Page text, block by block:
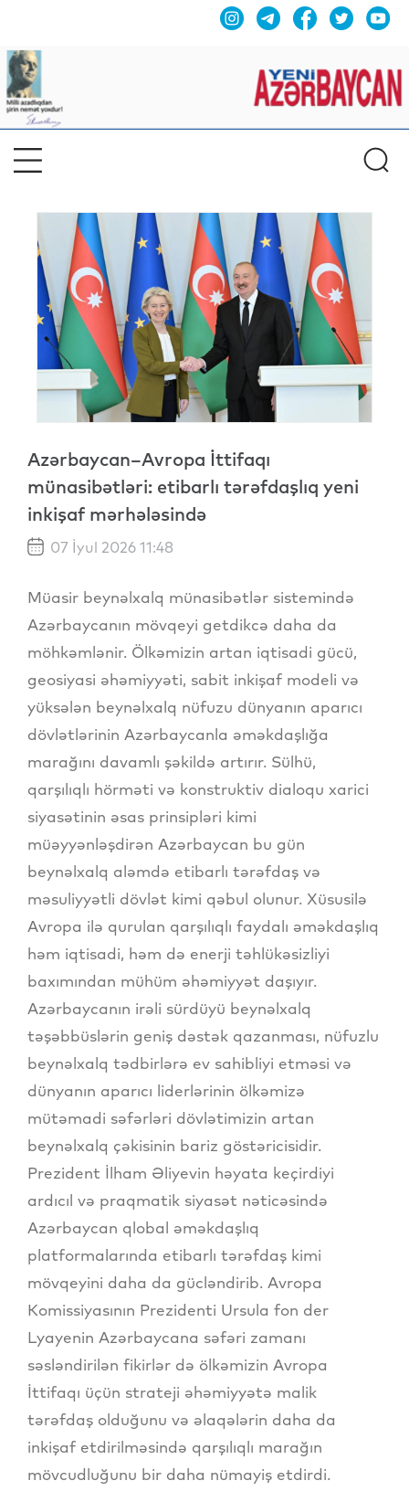
Azərbaycan–Avropa İttifaqı
münasibətləri: etibarlı tərəfdaşlıq yeni
inkişaf mərhələsində
07 İyul 2026 11:48
Müasir beynəlxalq münasibətlər sistemində
Azərbaycanın mövqeyi getdikcə daha da
möhkəmlənir. Ölkəmizin artan iqtisadi gücü,
geosiyasi əhəmiyyəti, sabit inkişaf modeli və
yüksələn beynəlxalq nüfuzu dünyanın aparıcı
dövlətlərinin Azərbaycanla əməkdaşlığa
marağını davamlı şəkildə artırır. Sülhü,
qarşılıqlı hörməti və konstruktiv dialoqu xarici
siyasətinin əsas prinsipləri kimi
müəyyənləşdirən Azərbaycan bu gün
beynəlxalq aləmdə etibarlı tərəfdaş və
məsuliyyətli dövlət kimi qəbul olunur. Xüsusilə
Avropa ilə qurulan qarşılıqlı faydalı əməkdaşlıq
həm iqtisadi, həm də enerji təhlükəsizliyi
baxımından mühüm əhəmiyyət daşıyır.
Azərbaycanın irəli sürdüyü beynəlxalq
təşəbbüslərin geniş dəstək qazanması, nüfuzlu
beynəlxalq tədbirlərə ev sahibliyi etməsi və
dünyanın aparıcı liderlərinin ölkəmizə
mütəmadi səfərləri dövlətimizin artan
beynəlxalq çəkisinin bariz göstəricisidir.
Prezident İlham Əliyevin həyata keçirdiyi
ardıcıl və praqmatik siyasət nəticəsində
Azərbaycan qlobal əməkdaşlıq
platformalarında etibarlı tərəfdaş kimi
mövqeyini daha da gücləndirib. Avropa
Komissiyasının Prezidenti Ursula fon der
Lyayenin Azərbaycana səfəri zamanı
səsləndirilən fikirlər də ölkəmizin Avropa
İttifaqı üçün strateji əhəmiyyətə malik
tərəfdaş olduğunu və əlaqələrin daha da
inkişaf etdirilməsində qarşılıqlı marağın
mövcudluğunu bir daha nümayiş etdirdi.